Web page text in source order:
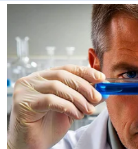
způsob je
ve
parapetu a
otočit. Nebo
vrstvě na
parapety.